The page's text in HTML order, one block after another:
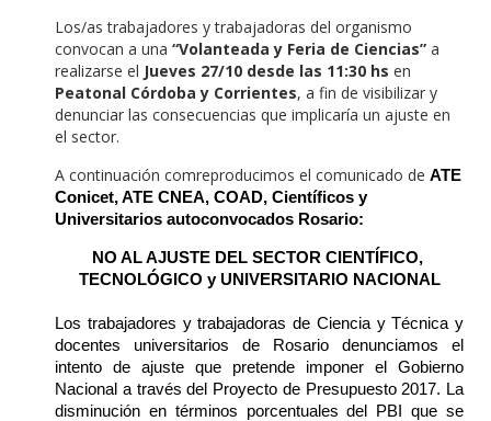
Los/as trabajadores y trabajadoras del organismo
convocan a una “Volanteada y Feria de Ciencias” a
realizarse el Jueves 27/10 desde las 11:30 hs en
Peatonal Córdoba y Corrientes, a fin de visibilizar y
denunciar las consecuencias que implicaría un ajuste en
el sector.
A continuación comreproducimos el comunicado de ATE
Conicet, ATE CNEA, COAD, Científicos y
Universitarios autoconvocados Rosario:
NO AL AJUSTE DEL SECTOR CIENTÍFICO,
TECNOLÓGICO y UNIVERSITARIO NACIONAL
Los trabajadores y trabajadoras de Ciencia y Técnica y
docentes universitarios de Rosario denunciamos el
intento de ajuste que pretende imponer el Gobierno
Nacional a través del Proyecto de Presupuesto 2017. La
disminución en términos porcentuales del PBI que se